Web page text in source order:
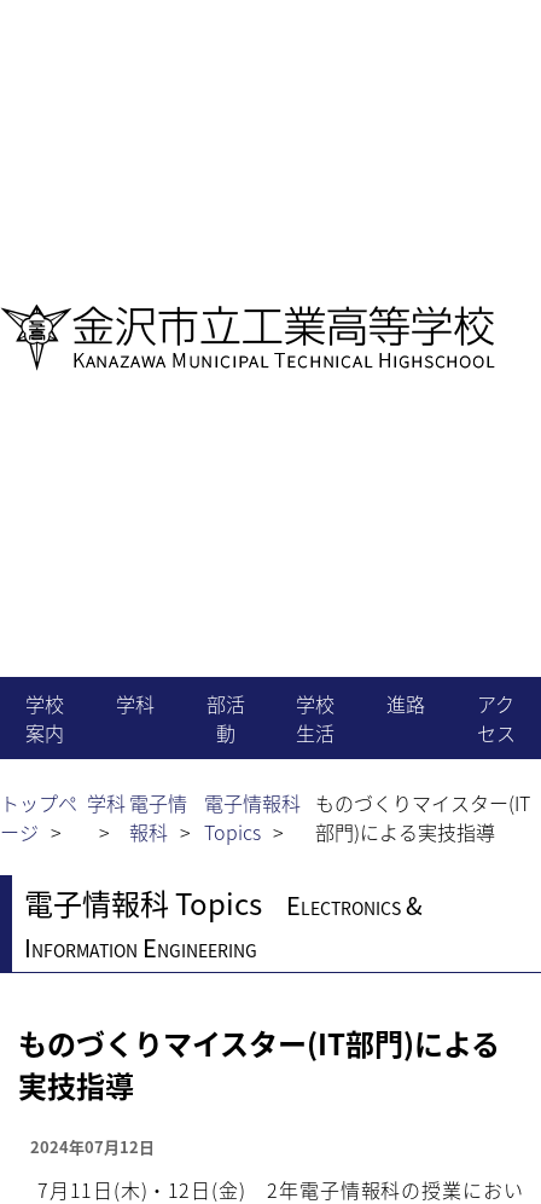
学校
案内
学校長より
職員組織・生徒数
もっと見る……
学科
機械科
電気科
電子情報科
土木科
部活
動
運動部
同好会
学校
生活
生徒会活動
進路
就職
進学
アク
セス
トップペ
ージ
学科電子情
報科
電子情報科
Topics
ものづくりマイスター(IT
部門)による実技指導
電子情報科 Topics
Electronics &
Information Engineering
ものづくりマイスター(IT部門)による
実技指導
2024年07月12日
7月11日(木)・12日(金) 2年電子情報科の授業におい